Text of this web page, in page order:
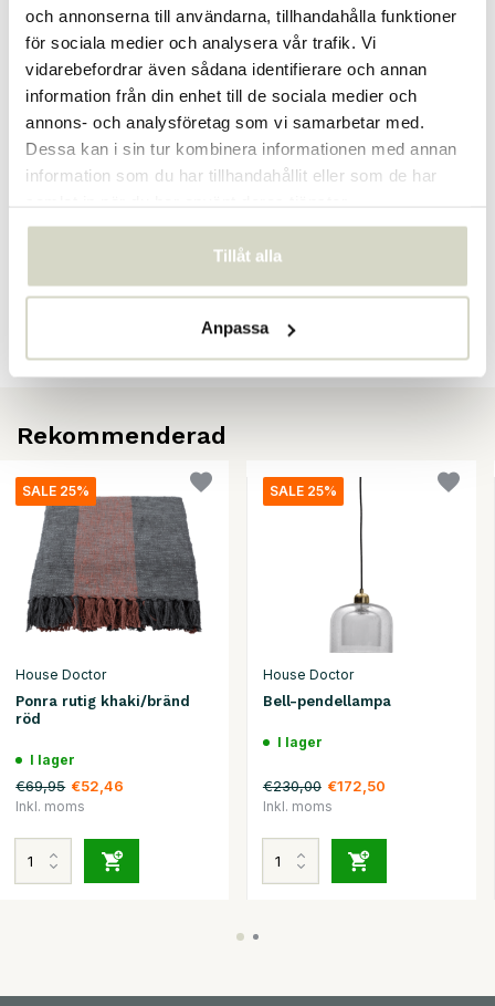
och annonserna till användarna, tillhandahålla funktioner
för sociala medier och analysera vår trafik. Vi
vidarebefordrar även sådana identifierare och annan
information från din enhet till de sociala medier och
annons- och analysföretag som vi samarbetar med.
Dessa kan i sin tur kombinera informationen med annan
information som du har tillhandahållit eller som de har
Tillåt alla
Anpassa
Artikelnummer 900000610
EAN 5707644922587
Skapa din egen recension
Rekommenderad
SALE 25%
House Doctor
Ponra rutig khaki/bränd
röd
I lager
€69,95 €52,46
Inkl. moms
SALE 25%
House Doctor
Bell-pendellampa
I lager
€230,00 €172,50
Inkl. moms